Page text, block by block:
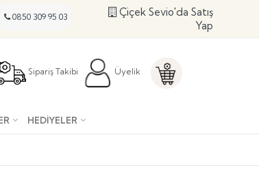
0850 309 95 03
Çiçek Sevio'da Satış
Yap
Sipariş Takibi Üyelik
HEDIYELER